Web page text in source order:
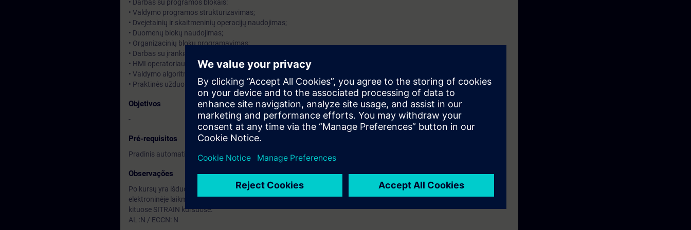
• Darbas su programos blokais:
• Valdymo programos struktūrizavimas;
• Dvejetainių ir skaitmeninių operacijų naudojimas;
• Duomenų blokų naudojimas;
• Organizacinių blokų programavimas;
• Darbas su įrankiais, klaidų paieška ir taisymas;
• HMI operatoriaus pultų įvadas;
• Valdymo algoritmo išsaugojimas ir dokumentavimas;
• Praktinės užduotys atliekamos su konvejerio modeliu.
Objetivos
-
Pré-requisitos
Pradinis automatikos žinios
Observações
Po kursų yra išduodami SITRAIN sertifikatai. Dalyviai gauna metodinę medžiagą
elektroninėje laikmenoje (anglų kalba). Taip pat vėliau savo žinias gali nuosekliai gilinti
kituose SITRAIN kursuose.
AL :N / ECCN: N